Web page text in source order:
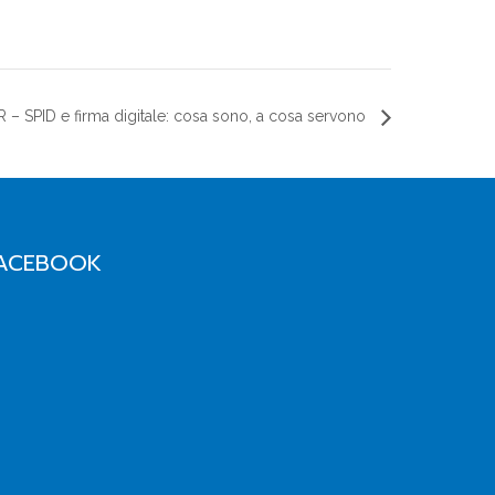
– SPID e firma digitale: cosa sono, a cosa servono